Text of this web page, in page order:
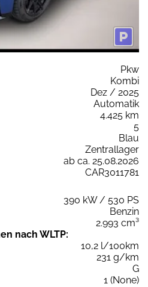
Pkw
Kombi
Dez / 2025
Automatik
4.425 km
5
Blau
Zentrallager
ab ca. 25.08.2026
CAR3011781
390 kW / 530 PS
Benzin
2.993 cm³
nach WLTP:
10,2 l/100km
231 g/km
G
1 (None)